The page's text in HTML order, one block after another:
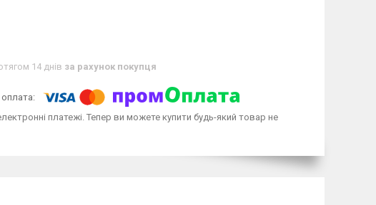
14 днів за рахунок покупця
платежі. Тепер ви можете купити будь-який товар не